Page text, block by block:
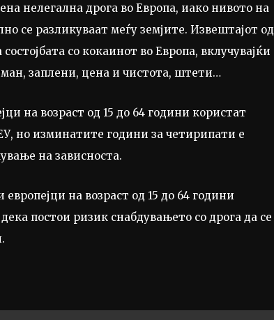
нелегална дрога во Европа, иако нивото на
се разликуваат меѓу земјите. Извештајот од
со кокаинот во Европа, вклучувајќи
заплени, цена и чистота, штети…
на возраст од 15 до 64 години користат
но изминатите години за четирипати е
на зависноста.
на возраст од 15 до 64 години
постои ризик снабдувањето со дрога да се